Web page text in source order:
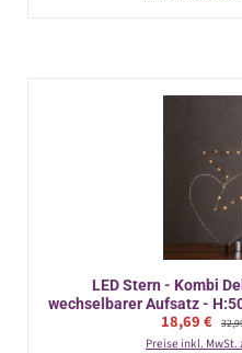
LED Stern - Kombi
wechselbarer Aufsatz -
18,69 €
Preise inkl.